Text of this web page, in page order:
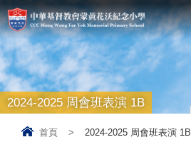
2024-2025 周會班表演 1B
首頁 > 2024-2025 周會班表演 1B